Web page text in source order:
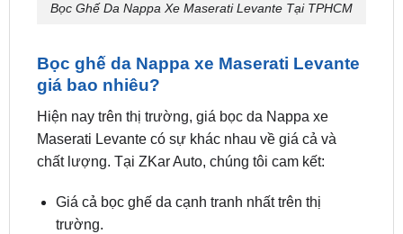
Bọc Ghế Da Nappa Xe Maserati Levante Tại TPHCM
Bọc ghế da Nappa xe Maserati Levante
giá bao nhiêu?
Hiện nay trên thị trường, giá bọc da Nappa xe
Maserati Levante có sự khác nhau về giá cả và
chất lượng. Tại ZKar Auto, chúng tôi cam kết:
Giá cả bọc ghế da cạnh tranh nhất trên thị
trường.